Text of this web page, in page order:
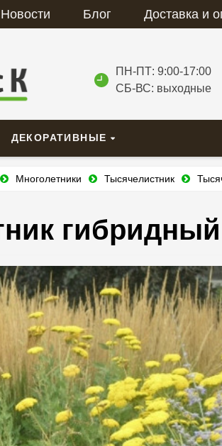
Новости Блог Доставка и
ПН-ПТ: 9:00-17:00
СБ-ВС: выходные
ДЕКОРАТИВНЫЕ
Многолетники Тысячелистник